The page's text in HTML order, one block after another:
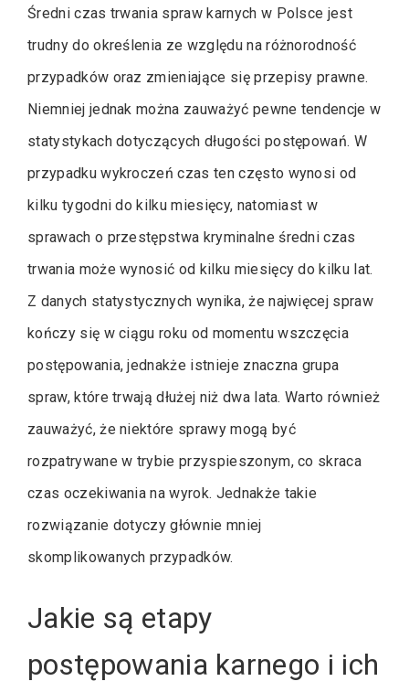
Średni czas trwania spraw karnych w Polsce jest
trudny do określenia ze względu na różnorodność
przypadków oraz zmieniające się przepisy prawne.
Niemniej jednak można zauważyć pewne tendencje w
statystykach dotyczących długości postępowań. W
przypadku wykroczeń czas ten często wynosi od
kilku tygodni do kilku miesięcy, natomiast w
sprawach o przestępstwa kryminalne średni czas
trwania może wynosić od kilku miesięcy do kilku lat.
Z danych statystycznych wynika, że najwięcej spraw
kończy się w ciągu roku od momentu wszczęcia
postępowania, jednakże istnieje znaczna grupa
spraw, które trwają dłużej niż dwa lata. Warto również
zauważyć, że niektóre sprawy mogą być
rozpatrywane w trybie przyspieszonym, co skraca
czas oczekiwania na wyrok. Jednakże takie
rozwiązanie dotyczy głównie mniej
skomplikowanych przypadków.
Jakie są etapy
postępowania karnego i ich